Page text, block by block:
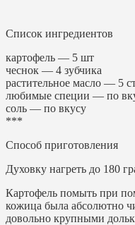
Список ингредиентов
картофель — 5 шт
чеснок — 4 зубчика
растительное масло — 5
любимые специи — по
соль — по вкусу
***
Способ приготовления
Духовку нагреть до 180
Картофель помыть при
кожица была абсолютно
довольно крупными